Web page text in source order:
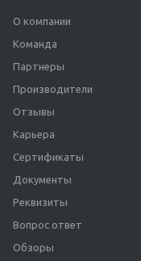
О компании
Команда
Партнеры
Производители
Отзывы
Карьера
Сертификаты
Документы
Реквизиты
Вопрос ответ
Обзоры